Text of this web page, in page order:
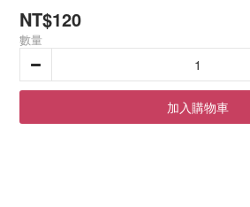
NT$120
數量
加入購物車